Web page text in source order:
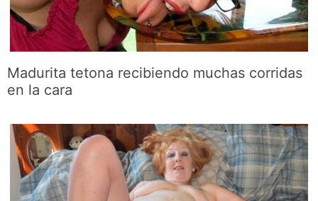
Madurita tetona recibiendo muchas corridas
en la cara